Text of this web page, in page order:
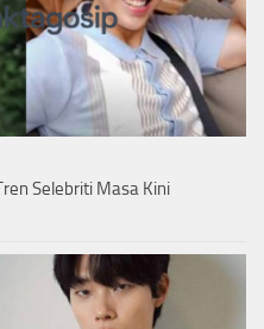
Selebriti Masa Kini